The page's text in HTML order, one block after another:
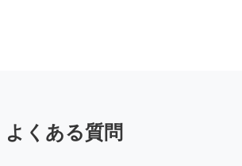
よくある質問